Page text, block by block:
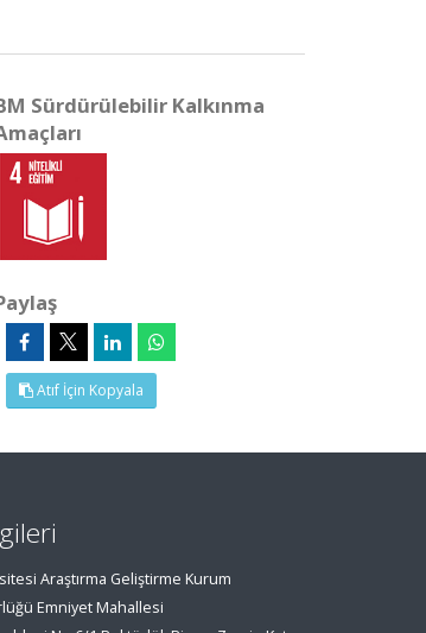
Sürdürülebilir Kalkınma
Atıf İçin Kopyala
Araştırma Geliştirme Kurum
Emniyet Mahallesi